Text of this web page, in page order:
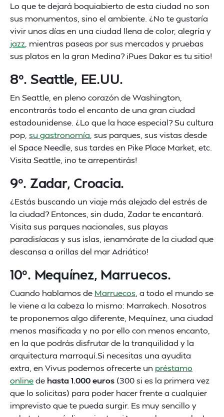
Lo que te dejará boquiabierto de esta ciudad no son
sus monumentos, sino el ambiente. ¿No te gustaría
vivir unos días en una ciudad llena de color, alegría y
jazz , mientras paseas por sus mercados y pruebas
sus platos en la gran Medina? ¡Pues Dakar es tu sitio!
8º. Seattle, EE.UU.
En Seattle, en pleno corazón de Washington,
encontrarás todo el encanto de una gran ciudad
estadounidense. ¿Lo que la hace especial? Su cultura
pop, su gastronomía , sus parques, sus vistas desde
el Space Needle, sus tardes en Pike Place Market, etc.
Visita Seattle, ¡no te arrepentirás!
9º. Zadar, Croacia.
¿Estás buscando un viaje más alejado del estrés de
la ciudad? Entonces, sin duda, Zadar te encantará.
Visita sus parques nacionales, sus playas
paradisíacas y sus islas, ¡enamórate de la ciudad que
descansa a orillas del mar Adriático!
10º. Mequínez, Marruecos.
Cuando hablamos de Marruecos , a todo el mundo se
le viene a la cabeza lo mismo: Marrakech. Nosotros
te proponemos algo diferente, Mequínez, una ciudad
menos masificada y no por ello con menos encanto,
en la que podrás disfrutar de la tranquilidad y la
arquitectura marroquí.Si necesitas una ayudita
extra, en Vivus podemos ofrecerte un préstamo
onlinede hasta 1.000 euros (300 si es la primera vez
que lo solicitas) para poder hacer frente a cualquier
imprevisto que te pueda surgir. Es muy sencillo y